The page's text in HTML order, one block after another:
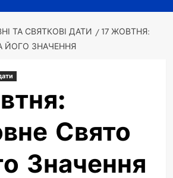
ТА СВЯТКОВІ ДАТИ
17 ЖОВТНЯ:
ЙОГО ЗНАЧЕННЯ
Свято
Значення